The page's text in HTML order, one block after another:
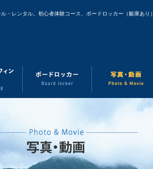
・レンタル。初心者体験コース、ボードロッカー（艇庫あり）